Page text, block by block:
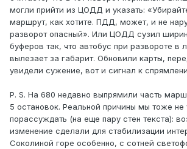
могли прийти из ЦОДД и указать:
маршрут, как хотите. ПДД, может, и не
разворот опасный». Или ЦОДД сузил
буферов так, что автобус при развороте в
вылезает за габарит. Обновили карты,
увидели сужение, вот и сигнал к
P. S. На 680 недавно выпрямили часть
5 остановок. Реальной причины мы тоже
порассуждать (на еще пару стен текста):
изменение сделали для стабилизации
Соколиной горе особенно, с сотней